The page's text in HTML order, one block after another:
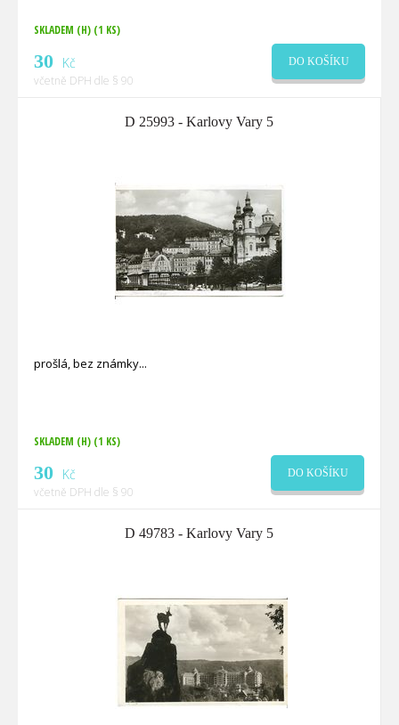
SKLADEM (H) (1 KS)
30 Kč
včetně DPH dle § 90
DO KOŠÍKU
D 25993 - Karlovy Vary 5
prošlá, bez známky
SKLADEM (H) (1 KS)
30 Kč
včetně DPH dle § 90
DO KOŠÍKU
D 49783 - Karlovy Vary 5